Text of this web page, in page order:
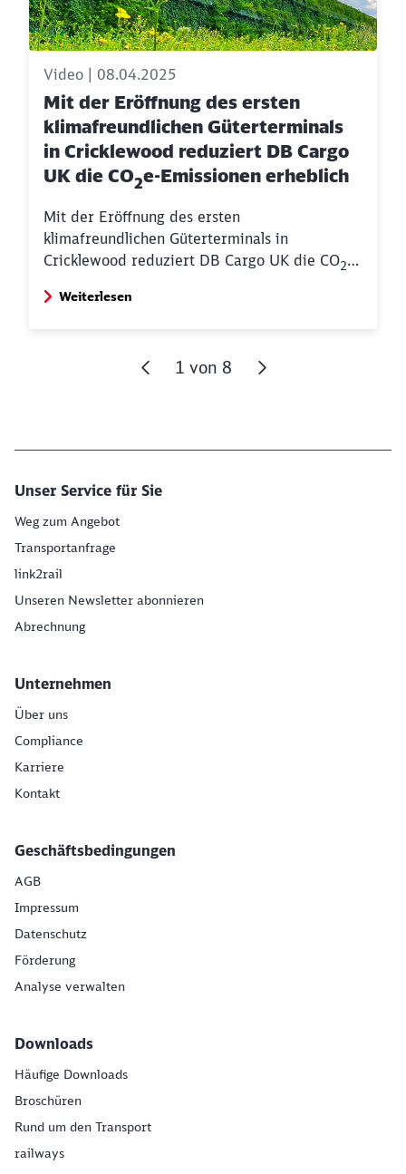
Video | 08.04.2025
Mit der Eröffnung des ersten
klimafreundlichen Güterterminals
in Cricklewood reduziert DB Cargo
UK die CO2e-Emissionen erheblich
Mit der Eröffnung des ersten
klimafreundlichen Güterterminals in
Cricklewood reduziert DB Cargo UK die CO2e-
Logistik in Großbritannien voran.
Weiterlesen
1 von 8
Unser Service für Sie
Weg zum Angebot
Transportanfrage
link2rail
Unseren Newsletter abonnieren
Abrechnung
Unternehmen
Über uns
Compliance
Karriere
Kontakt
Geschäftsbedingungen
AGB
Impressum
Datenschutz
Förderung
Analyse verwalten
Downloads
Häufige Downloads
Broschüren
Rund um den Transport
railways